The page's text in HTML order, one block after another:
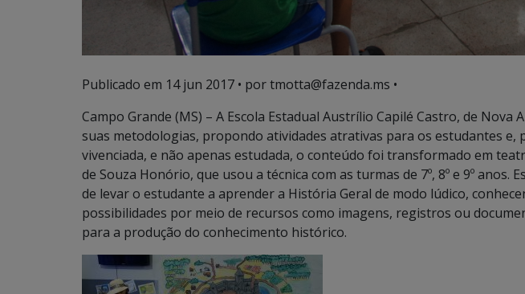
Publicado em 14 jun 2017 • por tmotta@fazenda.ms •
Campo Grande (MS) – A Escola Estadual Austrílio Capilé Castro, de Nova
suas metodologias, propondo atividades atrativas para os estudantes e,
vivenciada, e não apenas estudada, o conteúdo foi transformado em
de Souza Honório, que usou a técnica com as turmas de 7º, 8º e 9º anos.
de levar o estudante a aprender a História Geral de modo lúdico,
possibilidades por meio de recursos como imagens, registros ou
para a produção do conhecimento histórico.